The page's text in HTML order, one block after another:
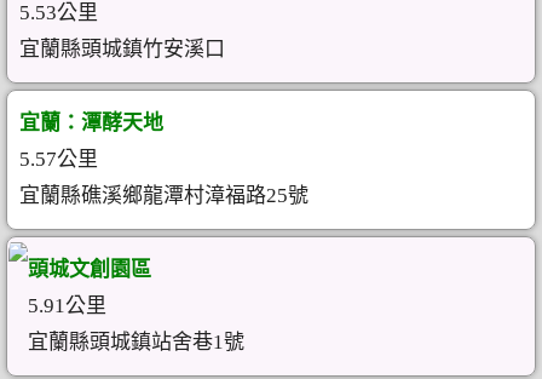
5.53公里
宜蘭縣頭城鎮竹安溪口
宜蘭：潭酵天地
5.57公里
宜蘭縣礁溪鄉龍潭村漳福路25號
頭城文創園區
5.91公里
宜蘭縣頭城鎮站舍巷1號